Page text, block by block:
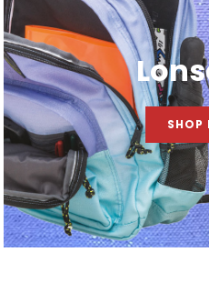
SHOP